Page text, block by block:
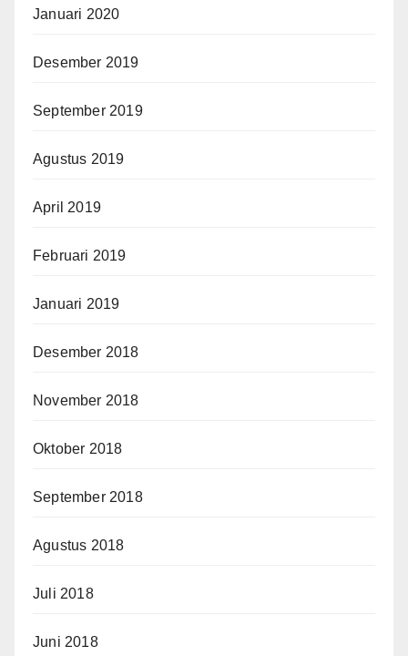
Januari 2020
Desember 2019
September 2019
Agustus 2019
April 2019
Februari 2019
Januari 2019
Desember 2018
November 2018
Oktober 2018
September 2018
Agustus 2018
Juli 2018
Juni 2018